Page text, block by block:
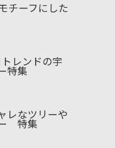
チーフにした
レンドの宇
特集
レなツリーや
特集